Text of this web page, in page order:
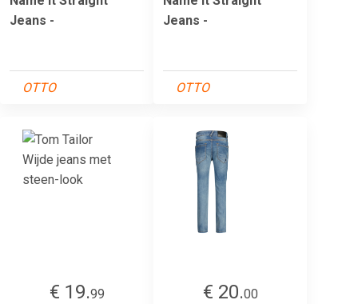
Jeans -
OTTO
Jeans -
OTTO
€ 19.99
€ 20.00